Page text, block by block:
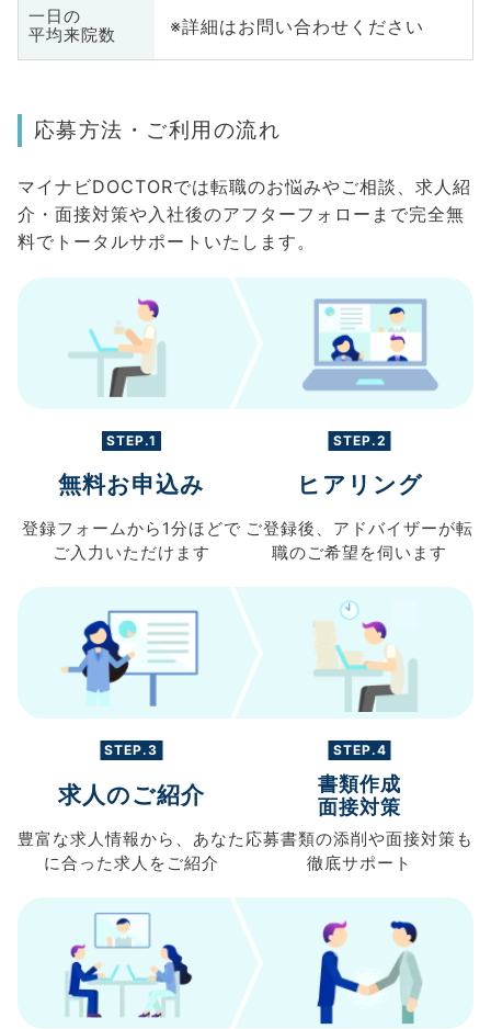
一日の
平均来院数
※詳細はお問い合わせください
応募方法・ご利用の流れ
マイナビDOCTORでは転職のお悩みやご相談、求人紹
介・面接対策や入社後のアフターフォローまで完全無
料でトータルサポートいたします。
STEP.1
無料お申込み
登録フォームから 1分ほどで
ご入力 いただけます
STEP.2
ヒアリング
ご登録後、 アドバイザーが転
職のご希望を伺います
STEP.3
求人のご紹介
豊富な求人情報から、 あなた
に合った求人を ご紹介
STEP.4
書類作成
面接対策
応募書類の添削や面接対策も
徹底サポート